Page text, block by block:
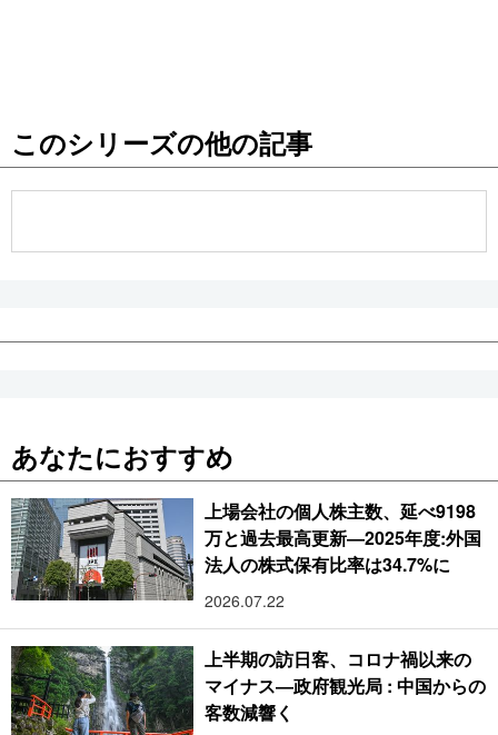
お知らせ
このシリーズの他の記事
あなたにおすすめ
上場会社の個人株主数、延べ9198
万と過去最高更新―2025年度:外国
法人の株式保有比率は34.7%に
2026.07.22
上半期の訪日客、コロナ禍以来の
マイナス―政府観光局 : 中国からの
客数減響く